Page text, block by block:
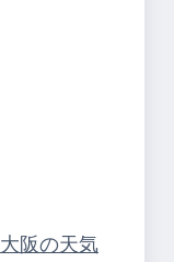
大阪の天気